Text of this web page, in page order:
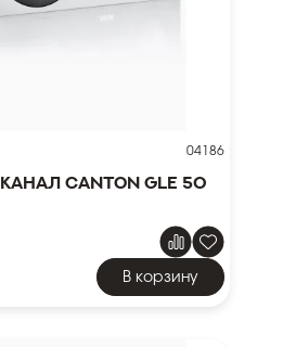
04186
Canton GLE 50
В корзину